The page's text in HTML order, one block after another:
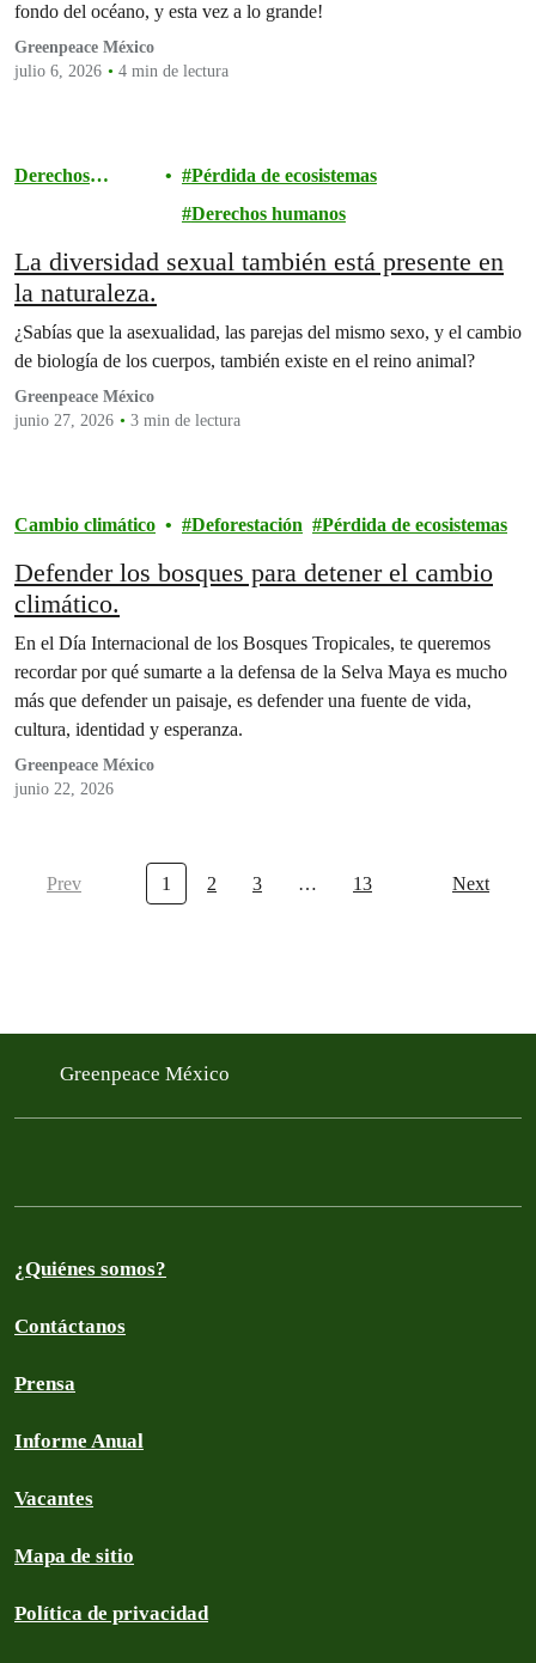
fondo del océano, y esta vez a lo grande!
Greenpeace México
julio 6, 2026
4 min de lectura
Derechos
Pérdida de ecosistemas
Derechos humanos
La diversidad sexual también está presente en
la naturaleza.
¿Sabías que la asexualidad, las parejas del mismo sexo, y el cambio
de biología de los cuerpos, también existe en el reino animal?
Greenpeace México
junio 27, 2026
3 min de lectura
Cambio climático Deforestación Pérdida de ecosistemas
Defender los bosques para detener el cambio
climático.
En el Día Internacional de los Bosques Tropicales, te queremos
recordar por qué sumarte a la defensa de la Selva Maya es mucho
más que defender un paisaje, es defender una fuente de vida,
cultura, identidad y esperanza.
Greenpeace México
junio 22, 2026
Prev 1 2 3 … 13 Next
Greenpeace México
¿Quiénes somos?
Contáctanos
Prensa
Informe Anual
Vacantes
Mapa de sitio
Política de privacidad